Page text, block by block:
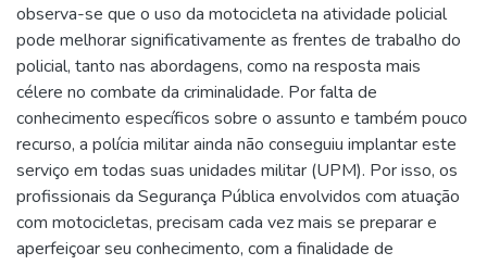
observa-se que o uso da motocicleta na atividade policial
pode melhorar significativamente as frentes de trabalho do
policial, tanto nas abordagens, como na resposta mais
célere no combate da criminalidade. Por falta de
conhecimento específicos sobre o assunto e também pouco
recurso, a polícia militar ainda não conseguiu implantar este
serviço em todas suas unidades militar (UPM). Por isso, os
profissionais da Segurança Pública envolvidos com atuação
com motocicletas, precisam cada vez mais se preparar e
aperfeiçoar seu conhecimento, com a finalidade de